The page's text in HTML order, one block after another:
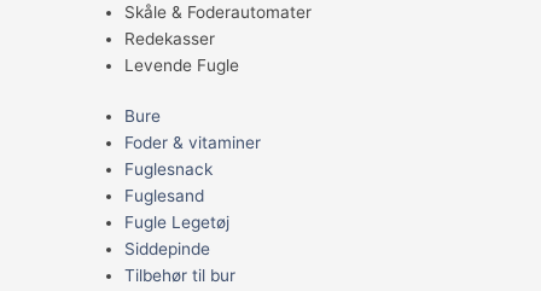
Skåle & Foderautomater
Redekasser
Levende Fugle
Bure
Foder & vitaminer
Fuglesnack
Fuglesand
Fugle Legetøj
Siddepinde
Tilbehør til bur